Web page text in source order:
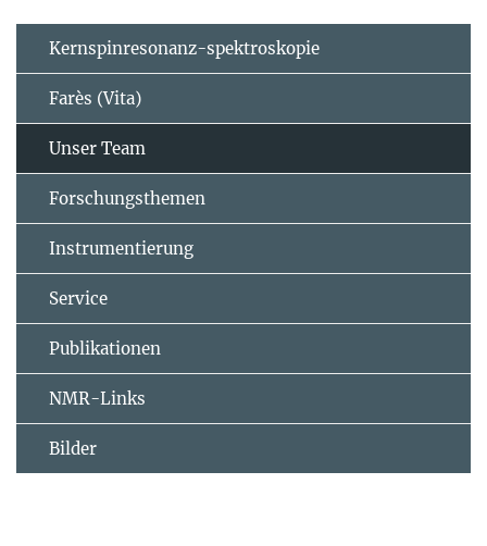
Kernspinresonanz-spektroskopie
Farès (Vita)
Unser Team
Forschungsthemen
Instrumentierung
Service
Publikationen
NMR-Links
Bilder